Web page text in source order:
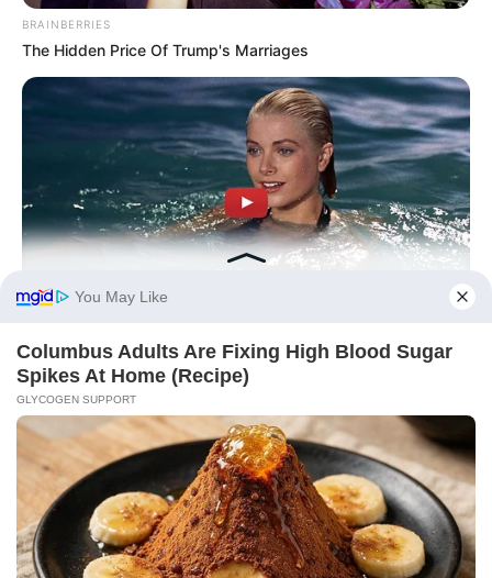
BRAINBERRIES
The Hidden Price Of Trump's Marriages
BRAINBERRIES
What Started As A Scene Ended As A Real-Life Tragedy